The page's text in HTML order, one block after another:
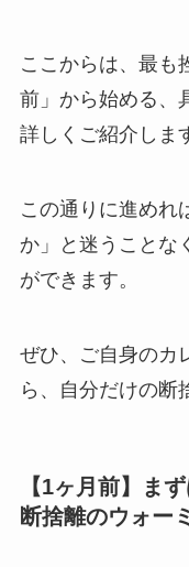
ここからは、最も
前」から始める、
詳しくご紹介しま
この通りに進めれ
か」と迷うことな
ができます。
ぜひ、ご自身のカ
ら、自分だけの断
【1ヶ月前】ま
断捨離のウォー